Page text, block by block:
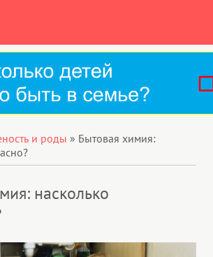
и роды » Бытовая химия:
насколько